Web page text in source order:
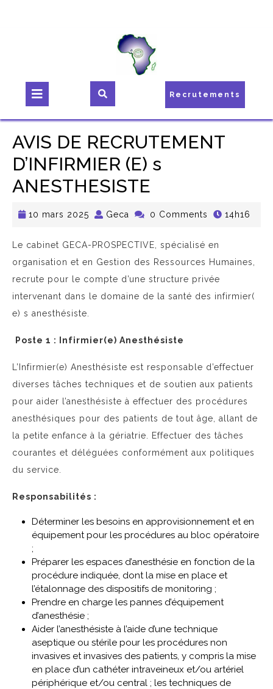
Recrutements
AVIS DE RECRUTEMENT
D’INFIRMIER (E) s
ANESTHESISTE
10 mars 2025 Geca 0 Comments 14h16
Le cabinet GECA-PROSPECTIVE, spécialisé en
organisation et en Gestion des Ressources Humaines,
recrute pour le compte d’une structure privée
intervenant dans le domaine de la santé des infirmier(
e) s anesthésiste.
Poste 1 : Infirmier(e) Anesthésiste
L’Infirmier(e) Anesthésiste est responsable d’effectuer
diverses tâches techniques et de soutien aux patients
pour aider l’anesthésiste à effectuer des procédures
anesthésiques pour des patients de tout âge, allant de
la petite enfance à la gériatrie. Effectuer des tâches
courantes et déléguées conformément aux politiques
du service.
Responsabilités :
Déterminer les besoins en approvisionnement et en
équipement pour les procédures au bloc opératoire
;
Préparer les espaces d’anesthésie en fonction de la
procédure indiquée, dont la mise en place et
l’étalonnage des dispositifs de monitoring ;
Prendre en charge les pannes d’équipement
d’anesthésie ;
Aider l’anesthésiste à l’aide d’une technique
aseptique ou stérile pour les procédures non
invasives et invasives des patients, y compris la mise
en place d’un cathéter intraveineux et/ou artériel
périphérique et/ou central ; les techniques de